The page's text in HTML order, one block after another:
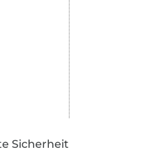
Sicherheit